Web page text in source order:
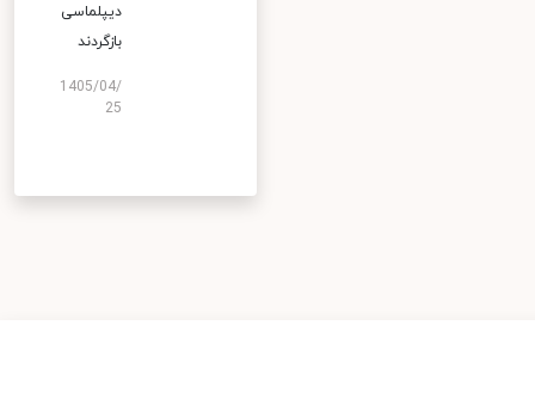
دیپلماسی
بازگردند
1405/04/
25